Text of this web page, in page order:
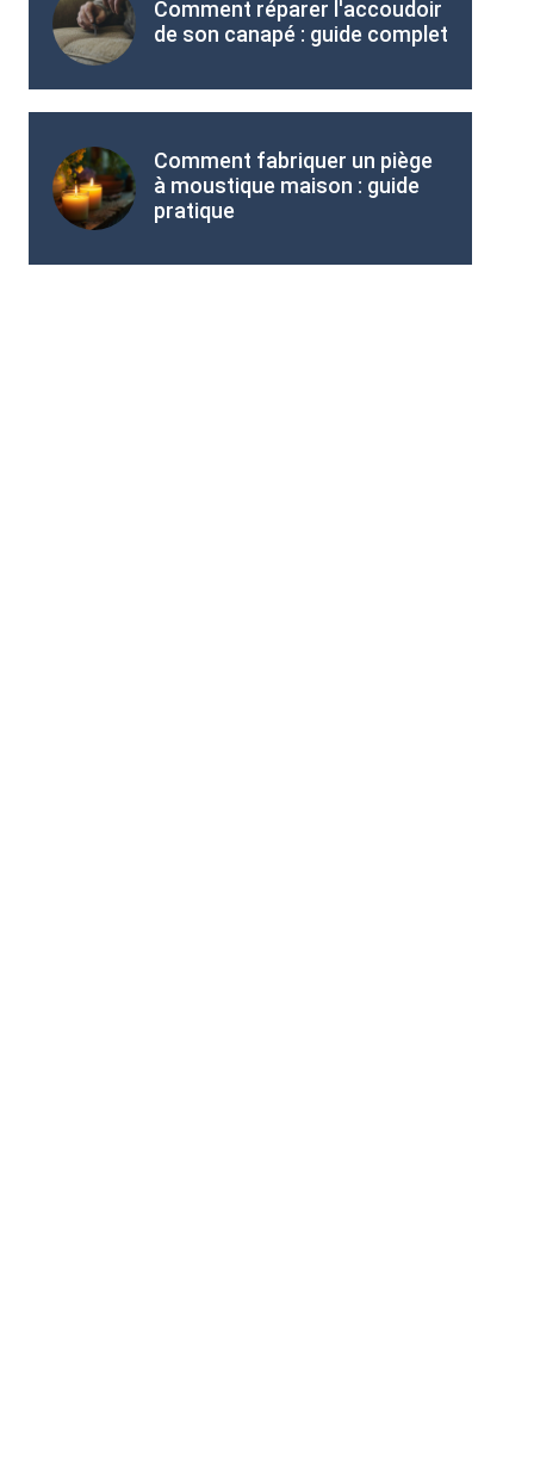
Comment réparer l'accoudoir
de son canapé : guide complet
Comment fabriquer un piège
à moustique maison : guide
pratique